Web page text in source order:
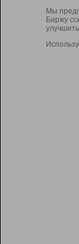
Мы
Биржу